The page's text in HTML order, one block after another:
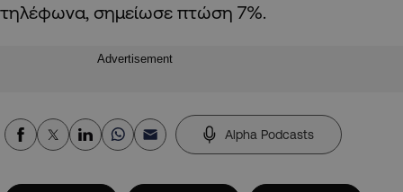
τηλέφωνα, σημείωσε πτώση 7%.
Advertisement
Alpha Podcasts